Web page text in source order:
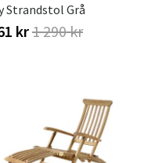
Strandstol Grå
kr1 290 kr